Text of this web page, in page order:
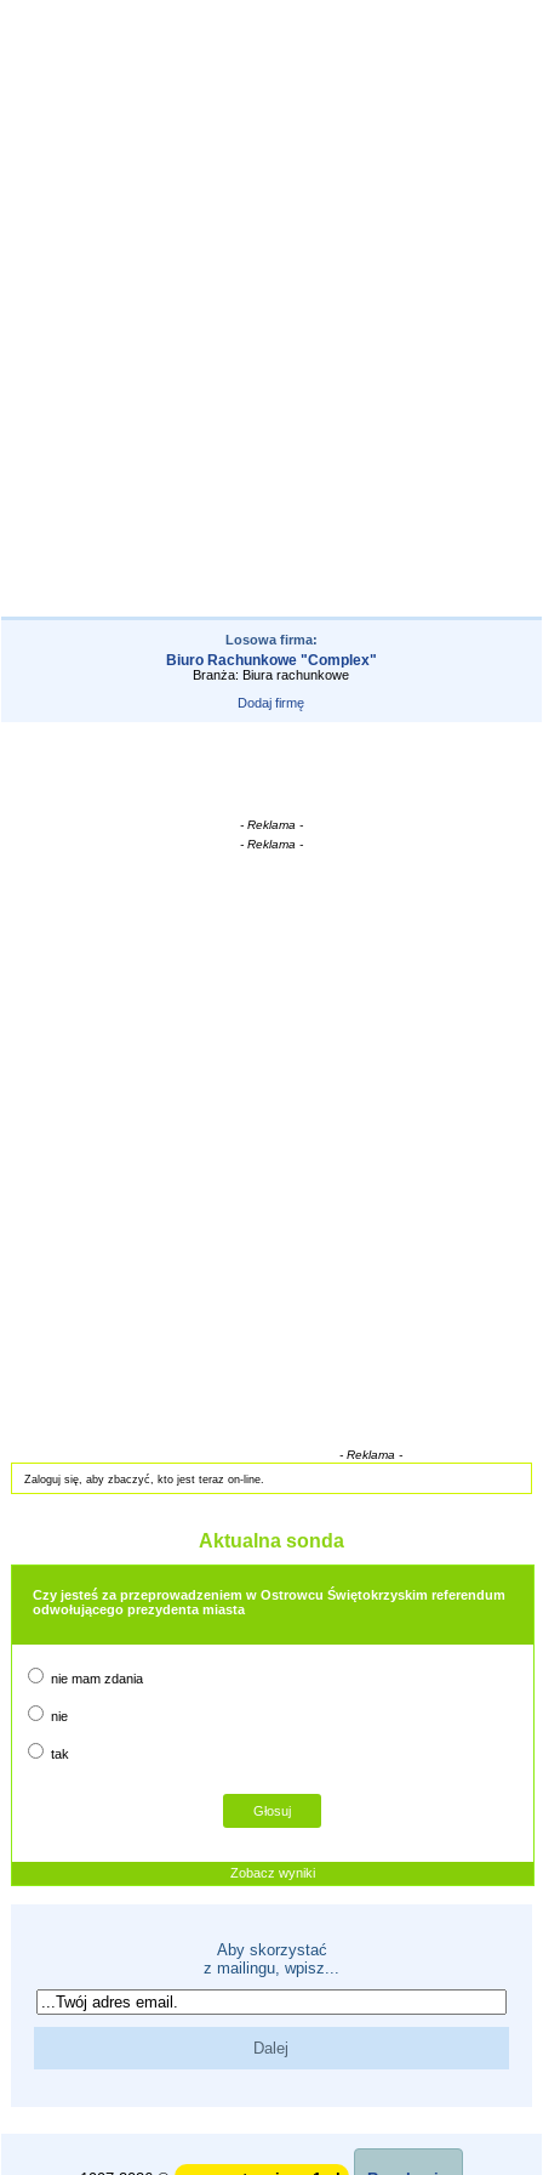
Losowa firma:
Biuro Rachunkowe "Complex"
Branża: Biura rachunkowe
Dodaj firmę
- Reklama -
- Reklama -
- Reklama -
Zaloguj się, aby zbaczyć, kto jest teraz on-line.
Aktualna sonda
Czy jesteś za przeprowadzeniem w Ostrowcu Świętokrzyskim referendum
odwołującego prezydenta miasta
nie mam zdania
nie
tak
Zobacz wyniki
Aby skorzystać
z mailingu, wpisz...